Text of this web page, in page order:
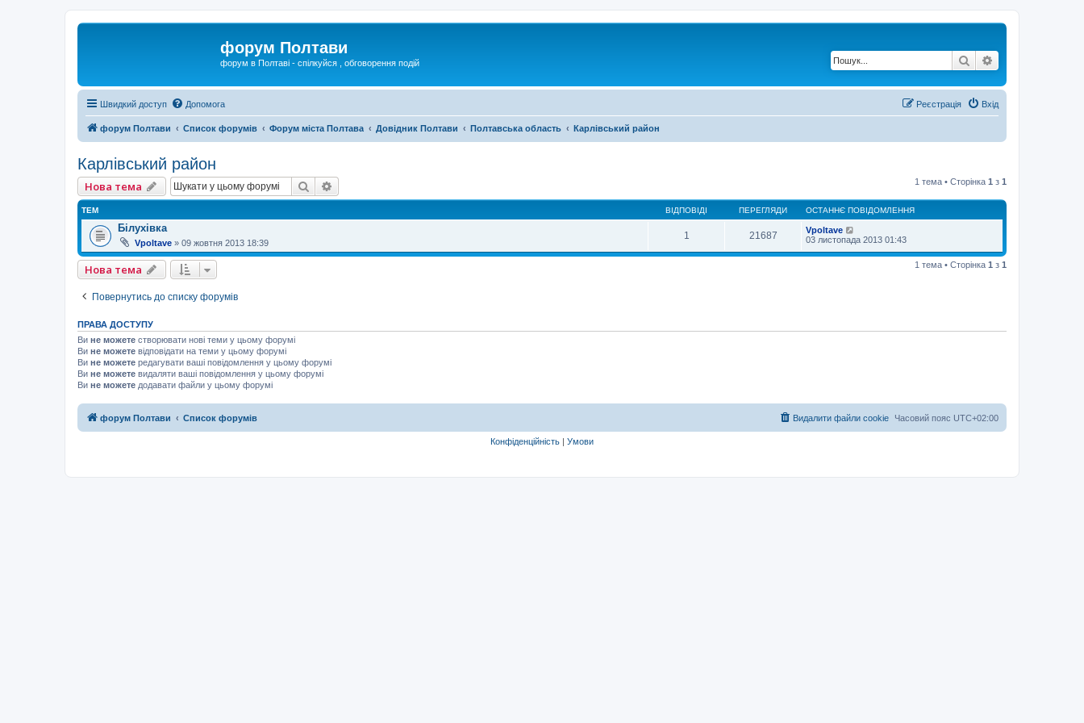
форум Полтави
форум в Полтаві - спілкуйся , обговорення подій Пошук
Швидкий доступ Допомога Вхід
Реєстрація
форум Полтави Список форумів Форум міста Полтава Довідник Полтави Полтавська область Карлівський район
Карлівський район
Нова тема Пошук 1 тема • Сторінка 1 з 1
ТЕМ ВІДПОВІДІ ПЕРЕГЛЯДИ ОСТАННЄ ПОВІДОМЛЕННЯ
Білухівка
Vpoltave » 09 жовтня 2013 18:39
1 21687
Vpoltave
03 листопада 2013 01:43
Нова тема 1 тема • Сторінка 1 з 1
Повернутись до списку форумів
ПРАВА ДОСТУПУ
Ви не можете створювати нові теми у цьому форумі
Ви не можете відповідати на теми у цьому форумі
Ви не можете редагувати ваші повідомлення у цьому форумі
Ви не можете видаляти ваші повідомлення у цьому форумі
Ви не можете додавати файли у цьому форумі
форум Полтави Список форумів Часовий пояс UTC+02:00
Видалити файли cookie
Конфіденційність | Умови